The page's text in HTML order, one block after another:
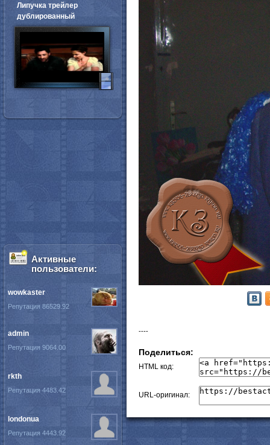
----
Поделиться:
HTML код:
URL-оригинал:
Липучка трейлер
дублированный
Активные
пользователи:
wowkaster
Репутация 86529.92
admin
Репутация 9064.00
rkth
Репутация 4483.42
londonua
Репутация 4443.92